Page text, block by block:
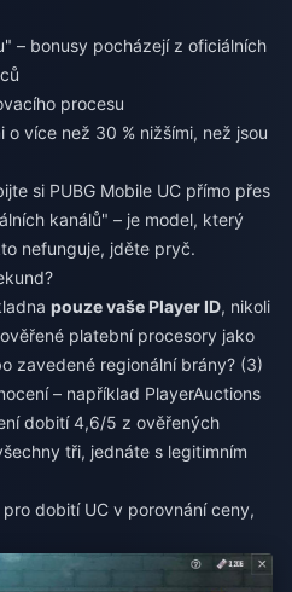
– bonusy pocházejí z oficiálních
procesu
více než 30 % nižšími, než jsou
si PUBG Mobile UC přímo přes
kanálů" – je model, který
nefunguje, jděte pryč.
pouze vaše Player ID, nikoli
platební procesory jako
zavedené regionální brány? (3)
– například PlayerAuctions
dobití 4,6/5 z ověřených
tři, jednáte s legitimním
dobití UC v porovnání ceny,